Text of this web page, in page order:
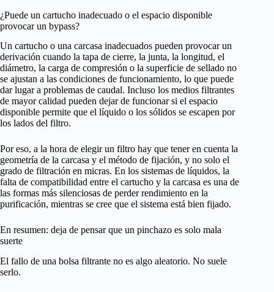
¿Puede un cartucho inadecuado o el espacio disponible
provocar un bypass?
Un cartucho o una carcasa inadecuados pueden provocar un
derivación cuando la tapa de cierre, la junta, la longitud, el
diámetro, la carga de compresión o la superficie de sellado no
se ajustan a las condiciones de funcionamiento, lo que puede
dar lugar a problemas de caudal. Incluso los medios filtrantes
de mayor calidad pueden dejar de funcionar si el espacio
disponible permite que el líquido o los sólidos se escapen por
los lados del filtro.
Por eso, a la hora de elegir un filtro hay que tener en cuenta la
geometría de la carcasa y el método de fijación, y no solo el
grado de filtración en micras. En los sistemas de líquidos, la
falta de compatibilidad entre el cartucho y la carcasa es una de
las formas más silenciosas de perder rendimiento en la
purificación, mientras se cree que el sistema está bien fijado.
En resumen: deja de pensar que un pinchazo es solo mala
suerte
El fallo de una bolsa filtrante no es algo aleatorio. No suele
serlo.